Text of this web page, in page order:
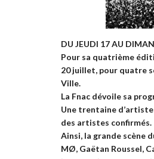
DU JEUDI 17 AU
Pour sa quatrième
20 juillet, pour quatre
Ville.
La Fnac dévoile sa
Une trentaine
des artistes confirmés.
Ainsi, la grande scène
MØ, Gaëtan Roussel,